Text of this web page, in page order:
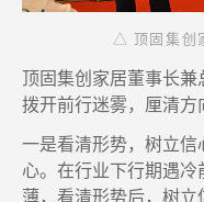
△ 顶固集创
顶固集创家居董事长兼
拨开前行迷雾， 厘清方
一是看清形势， 树立信
心。在行业下行期遇
薄，看清形势后，树立